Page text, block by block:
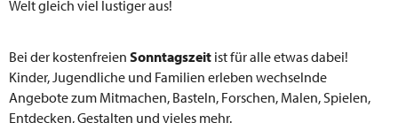
Welt gleich viel lustiger aus!
Bei der kostenfreien Sonntagszeit ist für alle etwas dabei!
Kinder, Jugendliche und Familien erleben wechselnde
Angebote zum Mitmachen, Basteln, Forschen, Malen, Spielen,
Entdecken, Gestalten und vieles mehr.